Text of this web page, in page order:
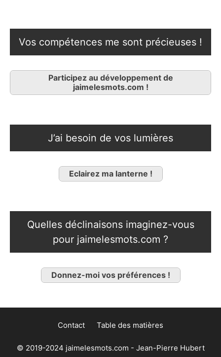
Vos compétences me sont précieuses !
Participez au développement de
jaimelesmots.com !
J’ai besoin de vos lumières
Eclairez ma lanterne !
Quelles déclinaisons imaginez-vous
pour jaimelesmots.com ?
Donnez-moi vos préférences !
Contact Table des matières
© 2019-2024 jaimelesmots.com - Jean-Pierre Hubert